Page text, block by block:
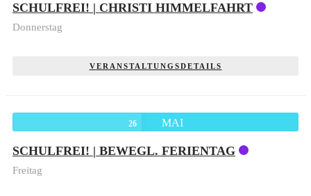
SCHULFREI! | CHRISTI HIMMELFAHRT
Donnerstag
VERANSTALTUNGSDETAILS
26 MAI
SCHULFREI! | BEWEGL. FERIENTAG
Freitag